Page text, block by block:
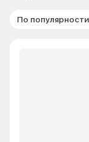
По популярности